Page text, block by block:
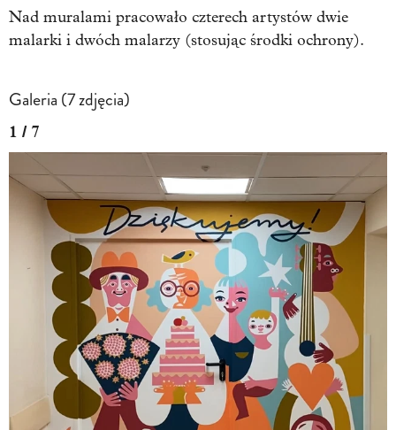
Nad muralami pracowało czterech artystów dwie
malarki i dwóch malarzy (stosując środki ochrony).
Galeria (7 zdjęcia)
1 / 7